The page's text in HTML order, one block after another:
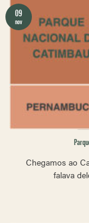
Chegamos ao
falava
09
nov